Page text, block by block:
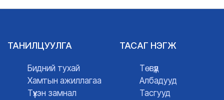
ТАНИЛЦУУЛГА
Бидний тухай
Хамтын ажиллагаа
Түүхэн замнал
ТАСАГ НЭГЖ
Төвүүд
Албадууд
Тасгууд